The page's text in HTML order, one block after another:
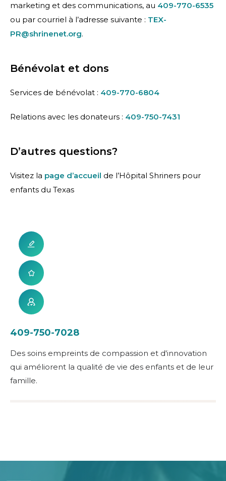
marketing et des communications, au 409-770-6535
ou par courriel à l’adresse suivante : TEX-
PR@shrinenet.org.
Bénévolat et dons
Services de bénévolat : 409-770-6804
Relations avec les donateurs : 409-750-7431
D’autres questions?
Visitez la page d’accueil de l’Hôpital Shriners pour
enfants du Texas
409-750-7028
Des soins empreints de compassion et d'innovation
qui améliorent la qualité de vie des enfants et de leur
famille.